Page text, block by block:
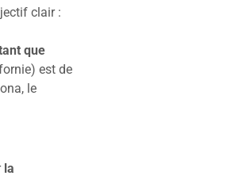
clair :
que
est de
le
la